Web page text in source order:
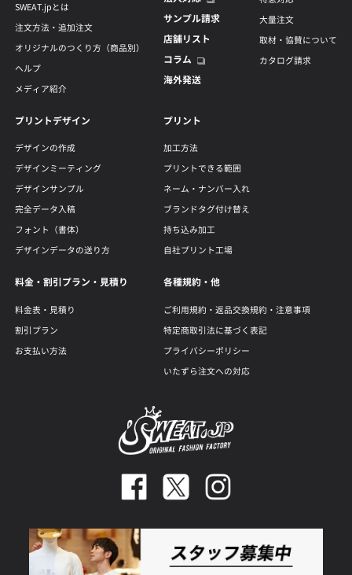
SWEAT.jpとは
注文方法・追加注文
オリジナルのつくり方（商品別）
ヘルプ
メディア紹介
サンプル請求
店舗リスト
コラム
海外発送
大量注文
取材・協賛について
カタログ請求
プリントデザイン
デザインの作成
デザインミーティング
デザインサンプル
完全データ入稿
フォント（書体）
デザインデータの送り方
プリント
加工方法
プリントできる範囲
ネーム・ナンバー入れ
ブランドタグ付け替え
持ち込み加工
自社プリント工場
料金・割引プラン・見積り
料金表・見積り
割引プラン
お支払い方法
各種規約・他
ご利用規約・返品交換規約・注意事項
特定商取引法に基づく表記
プライバシーポリシー
いたずら注文への対応